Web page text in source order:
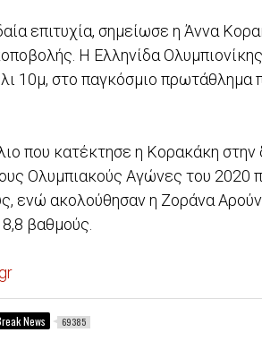
επιτυχία, σημείωσε η Άννα
Η Ελληνίδα
10μ, στο παγκόσμιο πρωτάθλημα
που κατέκτησε η Κορακάκη στην
Ολυμπιακούς Αγώνες του
ενώ ακολούθησαν η Ζοράνα
βαθμούς.
News 69385